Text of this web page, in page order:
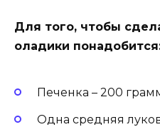
Для того, чтобы
оладики
Печенка – 200
Одна средняя